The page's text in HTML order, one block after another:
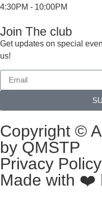
4:30PM - 10:00PM
Join The club
Get updates on special
us!
Copyright ©
by QMSTP
Privacy Policy
Made with ❤️